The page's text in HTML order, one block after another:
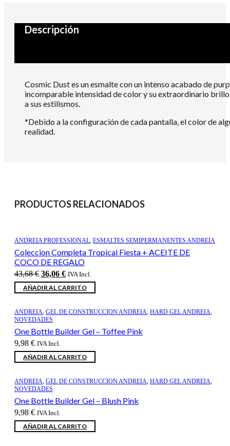
Descripción
Cosmic Dust es un esmalte con un intenso acabado de
incomparable intensidad de color y su extraordinario
a sus estilismos.
*Debido a la configuración de cada pantalla, el color de
realidad.
PRODUCTOS RELACIONADOS
ANDREIA PROFESSIONAL, ESMALTES SEMIPERMANENTES ANDREIA
Coleccion Completa Tropical Fiesta + ACEITE DE
COCO DE REGALO
43,68€ El
precio
original
43,68 €.
36,06 €El
precio
actual
36,06 €.
IVA Incl.
AÑADIR AL CARRITO
ANDREIA, GEL DE CONSTRUCCION ANDREIA, HARD GEL ANDREIA,
NOVEDADES
One Bottle Builder Gel – Toffee Pink
9,98 € IVA Incl.
AÑADIR AL CARRITO
ANDREIA, GEL DE CONSTRUCCION ANDREIA, HARD GEL ANDREIA,
NOVEDADES
One Bottle Builder Gel – Blush Pink
9,98 € IVA Incl.
AÑADIR AL CARRITO